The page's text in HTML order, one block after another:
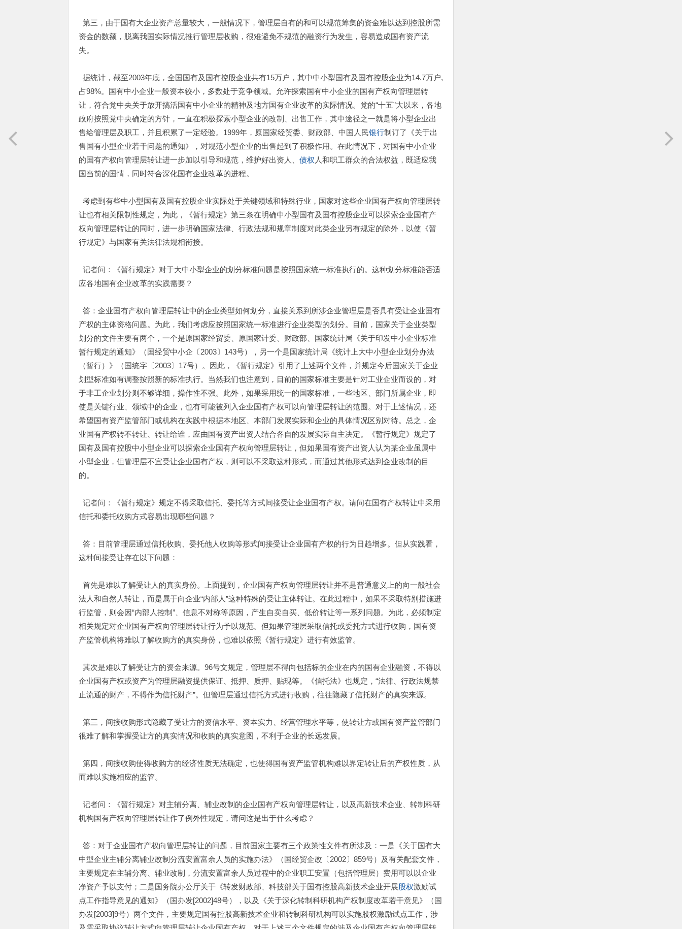
第三，由于国有大企业资产总量较大，一般情况下，管理层自有的和可以规范筹集的资金难以达到控股所需
资金的数额，脱离我国实际情况推行管理层收购，很难避免不规范的融资行为发生，容易造成国有资产流
失。
据统计，截至2003年底，全国国有及国有控股企业共有15万户，其中中小型国有及国有控股企业为14.7万户,
占98%。国有中小企业一般资本较小，多数处于竞争领域。允许探索国有中小企业的国有产权向管理层转
让，符合党中央关于放开搞活国有中小企业的精神及地方国有企业改革的实际情况。党的“十五”大以来，各地
政府按照党中央确定的方针，一直在积极探索小型企业的改制、出售工作，其中途径之一就是将小型企业出
售给管理层及职工，并且积累了一定经验。1999年，原国家经贸委、财政部、中国人民银行制订了《关于出
售国有小型企业若干问题的通知》，对规范小型企业的出售起到了积极作用。在此情况下，对国有中小企业
的国有产权向管理层转让进一步加以引导和规范，维护好出资人、债权 人和职工群众的合法权益，既适应我
国当前的国情，同时符合深化国有企业改革的进程。
考虑到有些中小型国有及国有控股企业实际处于关键领域和特殊行业，国家对这些企业国有产权向管理层转
让也有相关限制性规定，为此，《暂行规定》第三条在明确中小型国有及国有控股企业可以探索企业国有产
权向管理层转让的同时，进一步明确国家法律、行政法规和规章制度对此类企业另有规定的除外，以使《暂
行规定》与国家有关法律法规相衔接。
记者问：《暂行规定》对于大中小型企业的划分标准问题是按照国家统一标准执行的。这种划分标准能否适
应各地国有企业改革的实践需要？
答：企业国有产权向管理层转让中的企业类型如何划分，直接关系到所涉企业管理层是否具有受让企业国有
产权的主体资格问题。为此，我们考虑应按照国家统一标准进行企业类型的划分。目前，国家关于企业类型
划分的文件主要有两个，一个是原国家经贸委、原国家计委、财政部、国家统计局《关于印发中小企业标准
暂行规定的通知》（国经贸中小企〔2003〕143号），另一个是国家统计局《统计上大中小型企业划分办法
（暂行）》（国统字〔2003〕17号）。因此，《暂行规定》引用了上述两个文件，并规定今后国家关于企业
划型标准如有调整按照新的标准执行。当然我们也注意到，目前的国家标准主要是针对工业企业而设的，对
于非工企业划分则不够详细，操作性不强。此外，如果采用统一的国家标准，一些地区、部门所属企业，即
使是关键行业、领域中的企业，也有可能被列入企业国有产权可以向管理层转让的范围。对于上述情况，还
希望国有资产监管部门或机构在实践中根据本地区、本部门发展实际和企业的具体情况区别对待。总之，企
业国有产权转不转让、转让给谁，应由国有资产出资人结合各自的发展实际自主决定。《暂行规定》规定了
国有及国有控股中小型企业可以探索企业国有产权向管理层转让，但如果国有资产出资人认为某企业虽属中
小型企业，但管理层不宜受让企业国有产权，则可以不采取这种形式，而通过其他形式达到企业改制的目
的。
记者问：《暂行规定》规定不得采取信托、委托等方式间接受让企业国有产权。请问在国有产权转让中采用
信托和委托收购方式容易出现哪些问题？
答：目前管理层通过信托收购、委托他人收购等形式间接受让企业国有产权的行为日趋增多。但从实践看，
这种间接受让存在以下问题：
首先是难以了解受让人的真实身份。上面提到，企业国有产权向管理层转让并不是普通意义上的向一般社会
法人和自然人转让，而是属于向企业“内部人”这种特殊的受让主体转让。在此过程中，如果不采取特别措施进
行监管，则会因“内部人控制”、信息不对称等原因，产生自卖自买、低价转让等一系列问题。为此，必须制定
相关规定对企业国有产权向管理层转让行为予以规范。但如果管理层采取信托或委托方式进行收购，国有资
产监管机构将难以了解收购方的真实身份，也难以依照《暂行规定》进行有效监管。
其次是难以了解受让方的资金来源。96号文规定，管理层不得向包括标的企业在内的国有企业融资，不得以
企业国有产权或资产为管理层融资提供保证、抵押、质押、贴现等。《信托法》也规定，“法律、行政法规禁
止流通的财产，不得作为信托财产”。但管理层通过信托方式进行收购，往往隐藏了信托财产的真实来源。
第三，间接收购形式隐藏了受让方的资信水平、资本实力、经营管理水平等，使转让方或国有资产监管部门
很难了解和掌握受让方的真实情况和收购的真实意图，不利于企业的长远发展。
第四，间接收购使得收购方的经济性质无法确定，也使得国有资产监管机构难以界定转让后的产权性质，从
而难以实施相应的监管。
记者问：《暂行规定》对主辅分离、辅业改制的企业国有产权向管理层转让，以及高新技术企业、转制科研
机构国有产权向管理层转让作了例外性规定，请问这是出于什么考虑？
答：对于企业国有产权向管理层转让的问题，目前国家主要有三个政策性文件有所涉及：一是《关于国有大
中型企业主辅分离辅业改制分流安置富余人员的实施办法》（国经贸企改〔2002〕859号）及有关配套文件，
主要规定在主辅分离、辅业改制，分流安置富余人员过程中的企业职工安置（包括管理层）费用可以以企业
净资产予以支付；二是国务院办公厅关于《转发财政部、科技部关于国有控股高新技术企业开展股权激励试
点工作指导意见的通知》（国办发[2002]48号），以及《关于深化转制科研机构产权制度改革若干意见》（国
办发[2003]9号）两个文件，主要规定国有控股高新技术企业和转制科研机构可以实施股权激励试点工作，涉